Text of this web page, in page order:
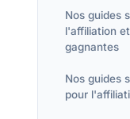
Nos guides
l'affiliation
gagnantes
Nos guides
pour